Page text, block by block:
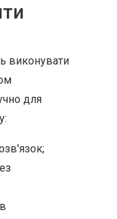
виконувати
для